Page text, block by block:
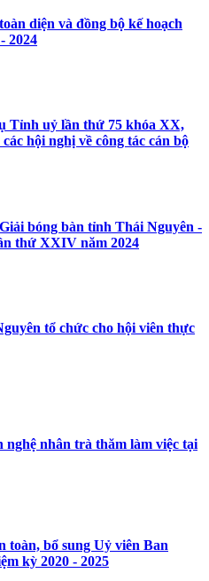
diện và đồng bộ kế hoạch
2024
Tỉnh uỷ lần thứ 75 khóa XX,
hội nghị về công tác cán bộ
bóng bàn tỉnh Thái Nguyên -
thứ XXIV năm 2024
tổ chức cho hội viên thực
nhân trà thăm làm việc tại
bổ sung Uỷ viên Ban
kỳ 2020 - 2025